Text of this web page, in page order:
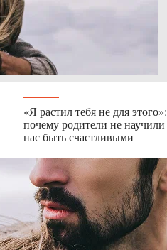
«Я растил тебя не для этого»:
почему родители не научили
нас быть счастливыми